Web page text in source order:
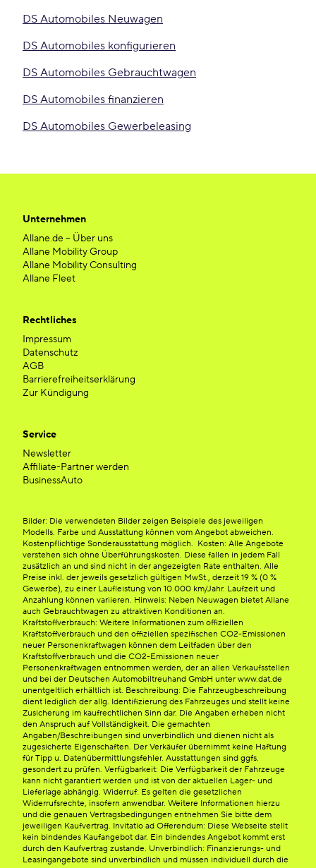
DS Automobiles Neuwagen
DS Automobiles konfigurieren
DS Automobiles Gebrauchtwagen
DS Automobiles finanzieren
DS Automobiles Gewerbeleasing
Unternehmen
Allane.de – Über uns
Allane Mobility Group
Allane Mobility Consulting
Allane Fleet
Rechtliches
Impressum
Datenschutz
AGB
Barrierefreiheitserklärung
Zur Kündigung
Service
Newsletter
Affiliate-Partner werden
BusinessAuto
Bilder: Die verwendeten Bilder zeigen Beispiele des jeweiligen
Modells. Farbe und Ausstattung können vom Angebot abweichen.
Kostenpflichtige Sonderausstattung möglich. Kosten: Alle Angebote
verstehen sich ohne Überführungskosten. Diese fallen in jedem Fall
zusätzlich an und sind nicht in der angezeigten Rate enthalten. Alle
Preise inkl. der jeweils gesetzlich gültigen MwSt., derzeit 19 % (0 %
Gewerbe), zu einer Laufleistung von 10.000 km/Jahr. Laufzeit und
Anzahlung können variieren. Hinweis: Neben Neuwagen bietet Allane
auch Gebrauchtwagen zu attraktiven Konditionen an.
Kraftstoffverbrauch: Weitere Informationen zum offiziellen
Kraftstoffverbrauch und den offiziellen spezifischen CO2-Emissionen
neuer Personenkraftwagen können dem Leitfaden über den
Kraftstoffverbrauch und die CO2-Emissionen neuer
Personenkraftwagen entnommen werden, der an allen Verkaufsstellen
und bei der Deutschen Automobiltreuhand GmbH unter www.dat.de
unentgeltlich erhältlich ist. Beschreibung: Die Fahrzeugbeschreibung
dient lediglich der allg. Identifizierung des Fahrzeuges und stellt keine
Zusicherung im kaufrechtlichen Sinn dar. Die Angaben erheben nicht
den Anspruch auf Vollständigkeit. Die gemachten
Angaben/Beschreibungen sind unverbindlich und dienen nicht als
zugesicherte Eigenschaften. Der Verkäufer übernimmt keine Haftung
für Tipp u. Datenübermittlungsfehler. Ausstattungen sind ggfs.
gesondert zu prüfen. Verfügbarkeit: Die Verfügbarkeit der Fahrzeuge
kann nicht garantiert werden und ist von der aktuellen Lager- und
Lieferlage abhängig. Widerruf: Es gelten die gesetzlichen
Widerrufsrechte, insofern anwendbar. Weitere Informationen hierzu
und die genauen Vertragsbedingungen entnehmen Sie bitte dem
jeweiligen Kaufvertrag. Invitatio ad Offerendum: Diese Webseite stellt
kein bindendes Kaufangebot dar. Ein bindendes Angebot kommt erst
durch den Kaufvertrag zustande. Unverbindlich: Finanzierungs- und
Leasingangebote sind unverbindlich und müssen individuell durch die